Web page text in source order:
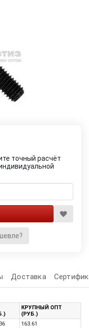
точный расчёт
Доставка
КРУПНЫЙ ОПТ
(РУБ.)
163.61